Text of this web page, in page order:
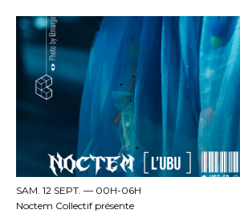
SAM. 12 SEPT. — 00H-06H
Noctem Collectif présente